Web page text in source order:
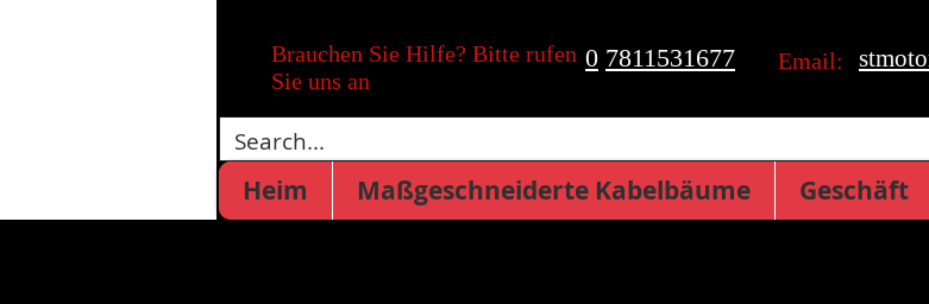
Brauchen Sie Hilfe? Bitte rufen
Sie uns an
0 7811531677 Email:
Heim Maßgeschneiderte Kabelbäume Geschäft